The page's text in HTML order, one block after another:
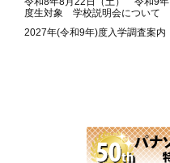
度生対象 学校説明会について
2027年(令和9年)度入学調査案内